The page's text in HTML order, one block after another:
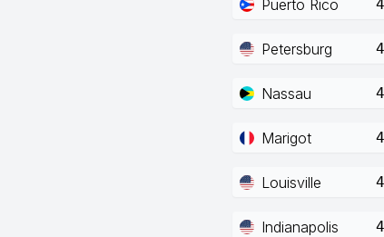
Puerto Rico
Petersburg
Nassau
Marigot
Louisville
Indianapolis